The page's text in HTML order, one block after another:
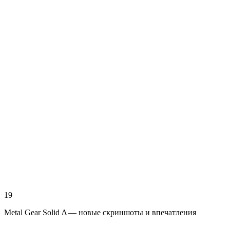
19
Metal Gear Solid Δ — новые скриншоты и впечатления